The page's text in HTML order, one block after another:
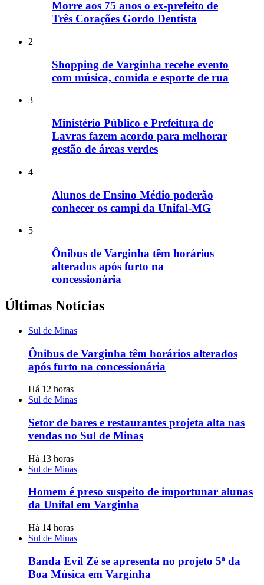
Morre aos 75 anos o ex-prefeito de
Três Corações Gordo Dentista
2
Shopping de Varginha recebe evento
com música, comida e esporte de rua
3
Ministério Público e Prefeitura de
Lavras fazem acordo para melhorar
gestão de áreas verdes
4
Alunos de Ensino Médio poderão
conhecer os campi da Unifal-MG
5
Ônibus de Varginha têm horários
alterados após furto na
concessionária
Últimas Notícias
Sul de Minas
Ônibus de Varginha têm horários alterados
após furto na concessionária
Há 12 horas
Sul de Minas
Setor de bares e restaurantes projeta alta nas
vendas no Sul de Minas
Há 13 horas
Sul de Minas
Homem é preso suspeito de importunar alunas
da Unifal em Varginha
Há 14 horas
Sul de Minas
Banda Evil Zé se apresenta no projeto 5ª da
Boa Música em Varginha